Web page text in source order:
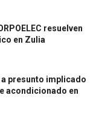
resuelven
en Zulia
presunto implicado
acondicionado en